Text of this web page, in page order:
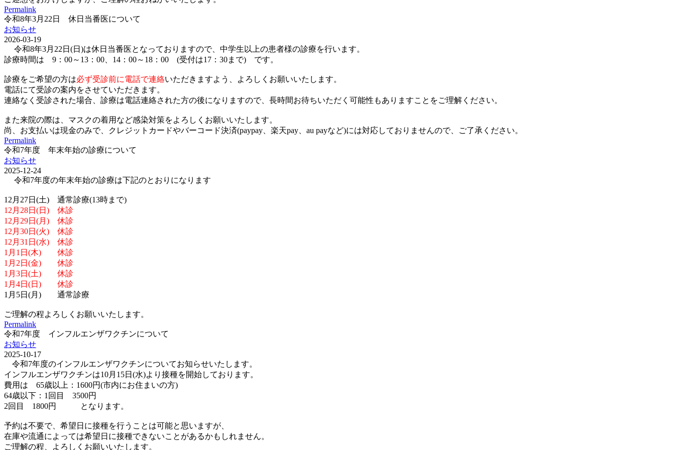
Permalink
令和8年3月22日 休日当番医について
お知らせ
2026-03-19
令和8年3月22日(日)は休日当番医となっておりますので、中学生以上の患者様の診療を行います。
診療時間は 9：00～13：00、14：00～18：00 (受付は17：30まで) です。
診療をご希望の方は必ず受診前に電話で連絡いただきますよう、よろしくお願いいたします。
電話にて受診の案内をさせていただきます。
連絡なく受診された場合、診療は電話連絡された方の後になりますので、長時間お待ちいただく可能性もありますことをご理解ください。
また来院の際は、マスクの着用など感染対策をよろしくお願いいたします。
尚、お支払いは現金のみで、クレジットカードやバーコード決済(paypay、楽天pay、au payなど)には対応しておりませんので、ご了承ください。
Permalink
令和7年度 年末年始の診療について
お知らせ
2025-12-24
令和7年度の年末年始の診療は下記のとおりになります
12月27日(土) 通常診療(13時まで)
12月28日(日) 休診
12月29日(月) 休診
12月30日(火) 休診
12月31日(水) 休診
1月1日(木) 休診
1月2日(金) 休診
1月3日(土) 休診
1月4日(日) 休診
1月5日(月) 通常診療
ご理解の程よろしくお願いいたします。
Permalink
令和7年度 インフルエンザワクチンについて
お知らせ
2025-10-17
令和7年度のインフルエンザワクチンについてお知らせいたします。
インフルエンザワクチンは10月15日(水)より接種を開始しております。
費用は 65歳以上：1600円(市内にお住まいの方)
64歳以下：1回目 3500円
2回目 1800円 となります。
予約は不要で、希望日に接種を行うことは可能と思いますが、
在庫や流通によっては希望日に接種できないことがあるかもしれません。
ご理解の程、よろしくお願いいたします。